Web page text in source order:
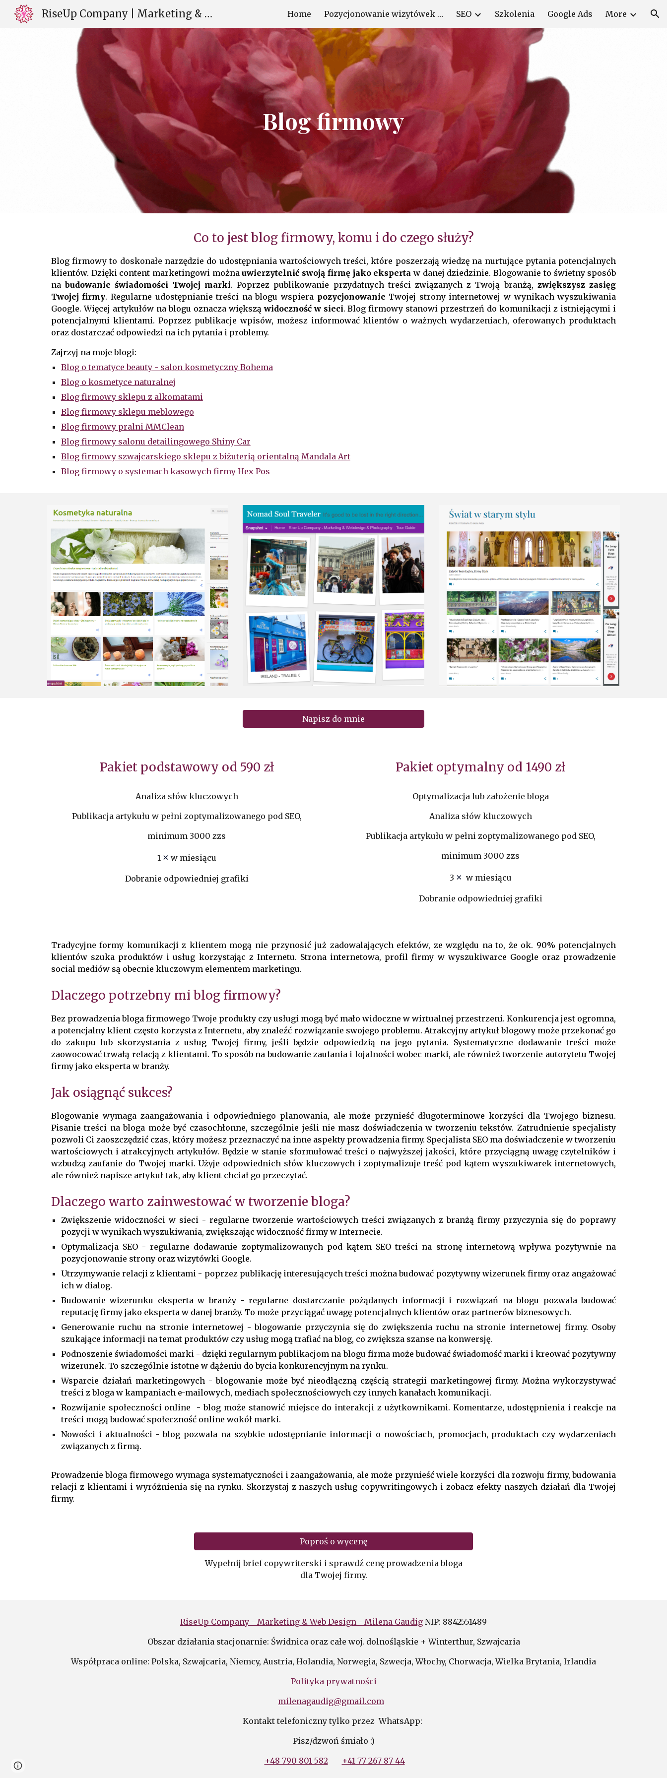
Skip to navigation
RiseUp Company | Marketing & Web Design | Milena Gaudig | Świdnica Home Pozycjonowanie wizytówek Google SEO Szkolenia Google Ads More
Blog firmowy
Co to jest blog firmowy, komu i do czego służy?
Blog firmowy to doskonałe narzędzie do udostępniania wartościowych treści, które poszerzają wiedzę na nurtujące pytania potencjalnych
klientów. Dzięki content marketingowi możnauwierzytelnić swoją firmę jako eksperta w danej dziedzinie. Blogowanie to świetny sposób
nabudowanie świadomości Twojej marki. Poprzez publikowanie przydatnych treści związanych z Twoją branżą, zwiększysz zasięg
Twojej firmy. Regularne udostępnianie treści na blogu wspiera pozycjonowanie Twojej strony internetowej w wynikach wyszukiwania
Google. Więcej artykułów na blogu oznacza większąwidoczność w sieci. Blog firmowy stanowi przestrzeń do komunikacji z istniejącymi i
potencjalnymi klientami. Poprzez publikacje wpisów, możesz informować klientów o ważnych wydarzeniach, oferowanych produktach
oraz dostarczać odpowiedzi na ich pytania i problemy.
Zajrzyj na moje blogi:
Blog o tematyce beauty - salon kosmetyczny Bohema
Blog o kosmetyce naturalnej
Blog firmowy sklepu z alkomatami
Blog firmowy sklepu meblowego
Blog firmowy pralni MMClean
Blog firmowy salonu detailingowego Shiny Car
Blog firmowy szwajcarskiego sklepu z biżuterią orientalną Mandala Art
Blog firmowy o systemach kasowych firmy Hex Pos
Napisz do mnie
Pakiet podstawowy od 590 zł
Analiza słów kluczowych
Publikacja artykułu w pełni zoptymalizowanego pod SEO,
minimum 3000 zzs
1 × w miesiącu
Dobranie odpowiedniej grafiki
Pakiet optymalny od 1490 zł
Optymalizacja lub założenie bloga
Analiza słów kluczowych
Publikacja artykułu w pełni zoptymalizowanego pod SEO,
minimum 3000 zzs
3 × w miesiącu
Dobranie odpowiedniej grafiki
Tradycyjne formy komunikacji z klientem mogą nie przynosić już zadowalających efektów, ze względu na to, że ok. 90% potencjalnych
klientów szuka produktów i usług korzystając z Internetu. Strona internetowa, profil firmy w wyszukiwarce Google oraz prowadzenie
social mediów są obecnie kluczowym elementem marketingu.
Dlaczego potrzebny mi blog firmowy?
Bez prowadzenia bloga firmowego Twoje produkty czy usługi mogą być mało widoczne w wirtualnej przestrzeni. Konkurencja jest ogromna,
a potencjalny klient często korzysta z Internetu, aby znaleźć rozwiązanie swojego problemu. Atrakcyjny artykuł blogowy może przekonać go
do zakupu lub skorzystania z usług Twojej firmy, jeśli będzie odpowiedzią na jego pytania. Systematyczne dodawanie treści może
zaowocować trwałą relacją z klientami. To sposób na budowanie zaufania i lojalności wobec marki, ale również tworzenie autorytetu Twojej
firmy jako eksperta w branży.
Jak osiągnąć sukces?
Blogowanie wymaga zaangażowania i odpowiedniego planowania, ale może przynieść długoterminowe korzyści dla Twojego biznesu.
Pisanie treści na bloga może być czasochłonne, szczególnie jeśli nie masz doświadczenia w tworzeniu tekstów. Zatrudnienie specjalisty
pozwoli Ci zaoszczędzić czas, który możesz przeznaczyć na inne aspekty prowadzenia firmy. Specjalista SEO ma doświadczenie w tworzeniu
wartościowych i atrakcyjnych artykułów. Będzie w stanie sformułować treści o najwyższej jakości, które przyciągną uwagę czytelników i
wzbudzą zaufanie do Twojej marki. Użyje odpowiednich słów kluczowych i zoptymalizuje treść pod kątem wyszukiwarek internetowych,
ale również napisze artykuł tak, aby klient chciał go przeczytać.
Dlaczego warto zainwestować w tworzenie bloga?
Zwiększenie widoczności w sieci - regularne tworzenie wartościowych treści związanych z branżą firmy przyczynia się do poprawy
pozycji w wynikach wyszukiwania, zwiększając widoczność firmy w Internecie.
Optymalizacja SEO - regularne dodawanie zoptymalizowanych pod kątem SEO treści na stronę internetową wpływa pozytywnie na
pozycjonowanie strony oraz wizytówki Google.
Utrzymywanie relacji z klientami - poprzez publikację interesujących treści można budować pozytywny wizerunek firmy oraz angażować
ich w dialog.
Budowanie wizerunku eksperta w branży - regularne dostarczanie pożądanych informacji i rozwiązań na blogu pozwala budować
reputację firmy jako eksperta w danej branży. To może przyciągać uwagę potencjalnych klientów oraz partnerów biznesowych.
Generowanie ruchu na stronie internetowej - blogowanie przyczynia się do zwiększenia ruchu na stronie internetowej firmy. Osoby
szukające informacji na temat produktów czy usług mogą trafiać na blog, co zwiększa szanse na konwersję.
Podnoszenie świadomości marki - dzięki regularnym publikacjom na blogu firma może budować świadomość marki i kreować pozytywny
wizerunek. To szczególnie istotne w dążeniu do bycia konkurencyjnym na rynku.
Wsparcie działań marketingowych - blogowanie może być nieodłączną częścią strategii marketingowej firmy. Można wykorzystywać
treści z bloga w kampaniach e-mailowych, mediach społecznościowych czy innych kanałach komunikacji.
Rozwijanie społeczności online - blog może stanowić miejsce do interakcji z użytkownikami. Komentarze, udostępnienia i reakcje na
treści mogą budować społeczność online wokół marki.
Nowości i aktualności - blog pozwala na szybkie udostępnianie informacji o nowościach, promocjach, produktach czy wydarzeniach
związanych z firmą.
Prowadzenie bloga firmowego wymaga systematyczności i zaangażowania, ale może przynieść wiele korzyści dla rozwoju firmy, budowania
relacji z klientami i wyróżnienia się na rynku. Skorzystaj z naszych usług copywritingowych i zobacz efekty naszych działań dla Twojej
firmy.
Poproś o wycenę
Wypełnij brief copywriterski i sprawdź cenę prowadzenia bloga
dla Twojej firmy.
RiseUp Company - Marketing & Web Design - Milena Gaudig NIP: 8842551489
Obszar działania stacjonarnie: Świdnica oraz całe woj. dolnośląskie + Winterthur, Szwajcaria
Współpraca online: Polska, Szwajcaria, Niemcy, Austria, Holandia, Norwegia, Szwecja, Włochy, Chorwacja, Wielka Brytania, Irlandia
Polityka prywatności
milenagaudig@gmail.com
Kontakt telefoniczny tylko przez WhatsApp:
Pisz/dzwoń śmiało :)
+48 790 801 582
+41 77 267 87 44